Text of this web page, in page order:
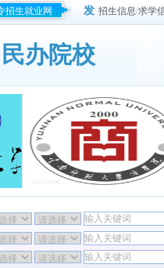
招生就业网 发 招生信息/求学
民办院校